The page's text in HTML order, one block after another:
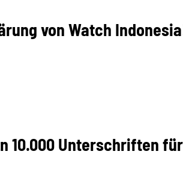
von Watch
10.000 Unterschriften